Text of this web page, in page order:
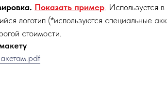
Показать пример . Используется
логотип (*используются специальные
стоимости.